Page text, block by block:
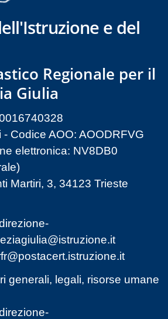
e del
Regionale per il
Giulia
- Codice AOO: AOODRFVG
elettronica: NV8DB0
Martiri, 3, 34123 Trieste
generali, legali, risorse umane